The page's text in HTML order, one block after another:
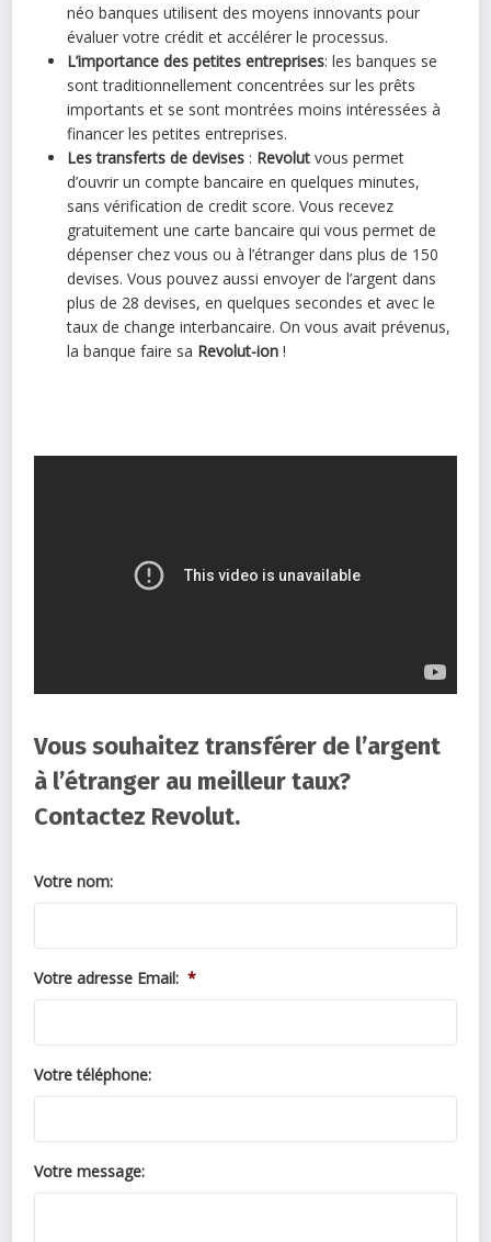
néo banques utilisent des moyens innovants pour
évaluer votre crédit et accélérer le processus.
L’importance des petites entreprises: les banques se
sont traditionnellement concentrées sur les prêts
importants et se sont montrées moins intéressées à
financer les petites entreprises.
Les transferts de devises : Revolut vous permet
d’ouvrir un compte bancaire en quelques minutes,
sans vérification de credit score. Vous recevez
gratuitement une carte bancaire qui vous permet de
dépenser chez vous ou à l’étranger dans plus de 150
devises. Vous pouvez aussi envoyer de l’argent dans
plus de 28 devises, en quelques secondes et avec le
taux de change interbancaire. On vous avait prévenus,
la banque faire sa Revolut-ion !
Vous souhaitez transférer de l’argent
à l’étranger au meilleur taux?
Contactez Revolut.
Votre nom:
Votre adresse Email: *
Votre téléphone:
Votre message: